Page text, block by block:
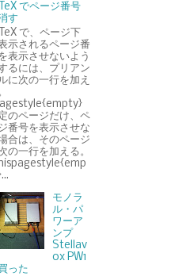
でページ番号
す
で、ページ下
示されるページ番
表示させないよう
るには、プリアン
に次の一行を加え
のページだけ、ペ
番号を表示させな
合は、そのページ
の一行を加える。
モノラ
ル・パ
ワーア
ンプ
Stellav
ox PW1
った